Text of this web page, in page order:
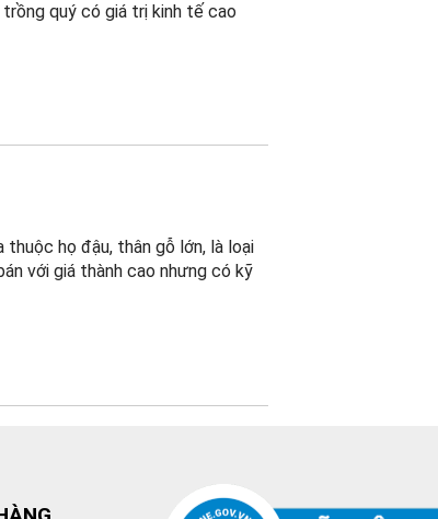
quý có giá trị kinh tế cao
họ đậu, thân gỗ lớn, là loại
với giá thành cao nhưng có kỹ